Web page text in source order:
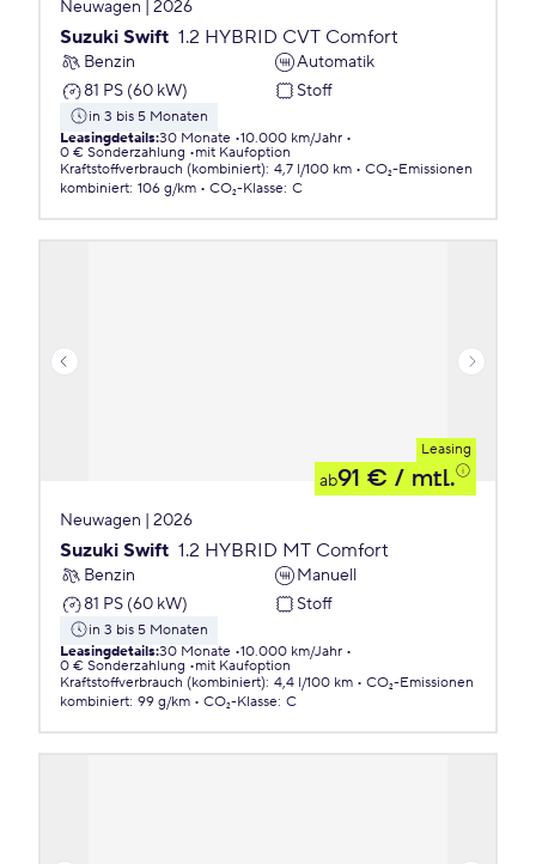
Neuwagen | 2026
Suzuki Swift 1.2 HYBRID CVT Comfort
Benzin
Automatik
81 PS (60 kW)
Stoff
in 3 bis 5 Monaten
Leasingdetails:30 Monate 10.000 km/Jahr
0 € Sonderzahlung
mit Kaufoption
Kraftstoffverbrauch (kombiniert): 4,7 l/100 km
CO₂-Emissionen
kombiniert: 106 g/km CO₂-Klasse: C
Leasing
ab91 € / mtl.
Neuwagen | 2026
Suzuki Swift 1.2 HYBRID MT Comfort
Benzin
Manuell
81 PS (60 kW)
Stoff
in 3 bis 5 Monaten
Leasingdetails:30 Monate 10.000 km/Jahr
0 € Sonderzahlung
mit Kaufoption
Kraftstoffverbrauch (kombiniert): 4,4 l/100 km
CO₂-Emissionen
kombiniert: 99 g/km CO₂-Klasse: C